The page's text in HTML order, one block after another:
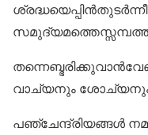
വാച്യനും ശോച്യനും
പഞ്ചേന്ദ്രിയങ്ങൾ